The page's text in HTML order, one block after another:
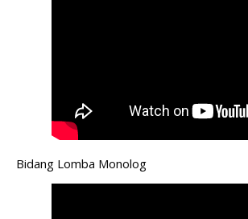
Bidang Lomba Monolog